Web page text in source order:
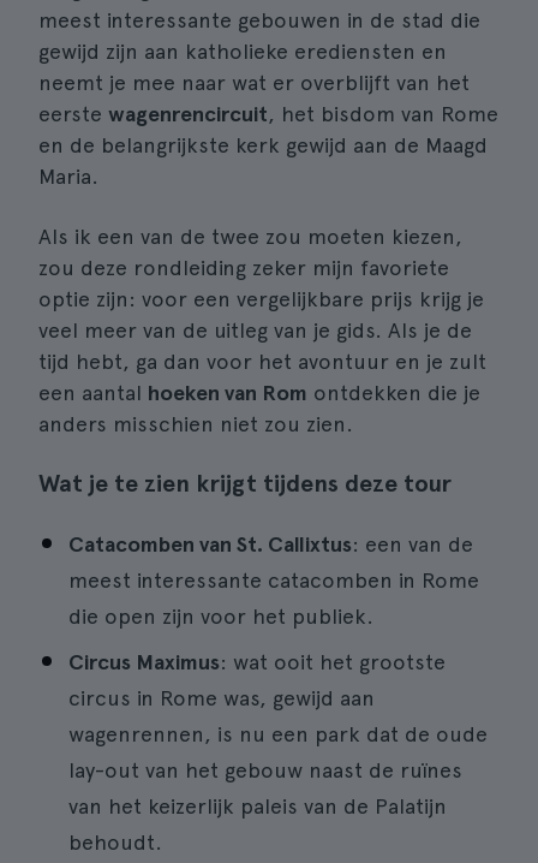
meest interessante gebouwen in de stad die
gewijd zijn aan katholieke erediensten en
neemt je mee naar wat er overblijft van het
eerste wagenrencircuit, het bisdom van Rome
en de belangrijkste kerk gewijd aan de Maagd
Maria.
Als ik een van de twee zou moeten kiezen,
zou deze rondleiding zeker mijn favoriete
optie zijn: voor een vergelijkbare prijs krijg je
veel meer van de uitleg van je gids. Als je de
tijd hebt, ga dan voor het avontuur en je zult
een aantal hoeken van Rom ontdekken die je
anders misschien niet zou zien.
Wat je te zien krijgt tijdens deze tour
Catacomben van St. Callixtus: een van de
meest interessante catacomben in Rome
die open zijn voor het publiek.
Circus Maximus: wat ooit het grootste
circus in Rome was, gewijd aan
wagenrennen, is nu een park dat de oude
lay-out van het gebouw naast de ruïnes
van het keizerlijk paleis van de Palatijn
behoudt.